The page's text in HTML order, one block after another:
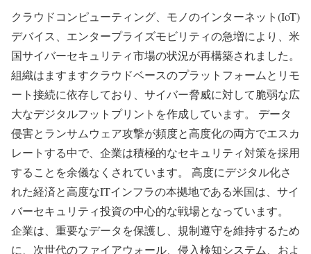
クラウドコンピューティング、モノのインターネット(IoT)
デバイス、エンタープライズモビリティの急増により、米
国サイバーセキュリティ市場の状況が再構築されました。
組織はますますクラウドベースのプラットフォームとリモ
ート接続に依存しており、サイバー脅威に対して脆弱な広
大なデジタルフットプリントを作成しています。 データ
侵害とランサムウェア攻撃が頻度と高度化の両方でエスカ
レートする中で、企業は積極的なセキュリティ対策を採用
することを余儀なくされています。 高度にデジタル化さ
れた経済と高度なITインフラの本拠地である米国は、サイ
バーセキュリティ投資の中心的な戦場となっています。
企業は、重要なデータを保護し、規制遵守を維持するため
に、次世代のファイアウォール、侵入検知システム、およ